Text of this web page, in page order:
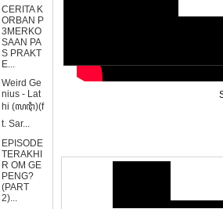
CERITA K
ORBAN P
3MERKO
SAAN PA
S PRAKT
E...
Weird Ge
nius - Lat
hi (ꦭꦛꦶ)(f
t. Sar...
EPISODE
TERAKHI
R OM GE
PENG?
(PART
2)...